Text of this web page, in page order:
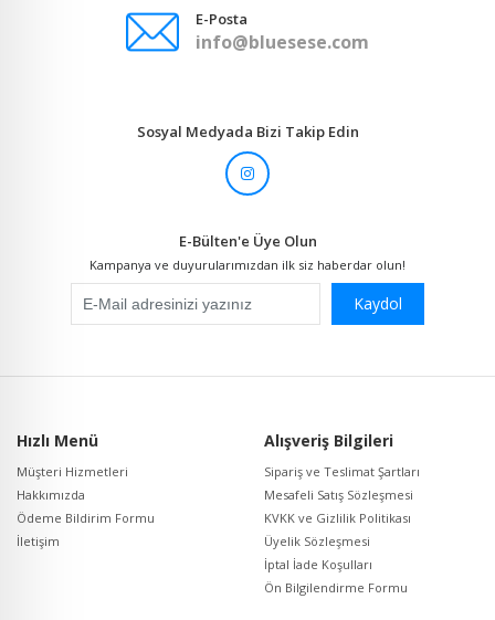
E-Posta
info@bluesese.com
Sosyal Medyada Bizi Takip Edin
E-Bülten'e Üye Olun
Kampanya ve duyurularımızdan ilk siz haberdar olun!
Kaydol
Hızlı Menü
Müşteri Hizmetleri
Hakkımızda
Ödeme Bildirim Formu
İletişim
Alışveriş Bilgileri
Sipariş ve Teslimat Şartları
Mesafeli Satış Sözleşmesi
KVKK ve Gizlilik Politikası
Üyelik Sözleşmesi
İptal İade Koşulları
Ön Bilgilendirme Formu